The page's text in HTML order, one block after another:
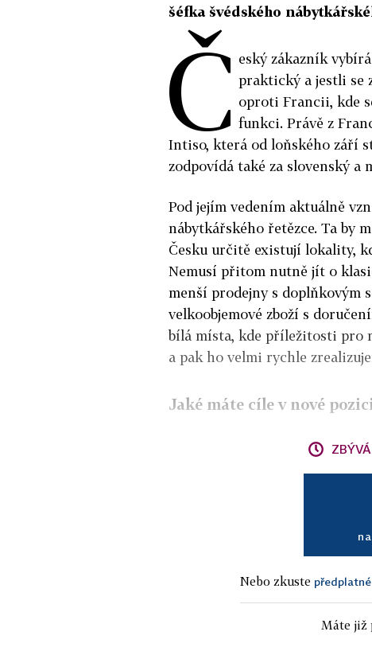
šéfka švédského
Č eský zákazník
praktický a jestli se
oproti Francii, kde
funkci. Právě z
Intiso, která od loňského září
zodpovídá také za slovenský a
Pod jejím vedením aktuálně
nábytkářského řetězce. Ta by
Česku určitě existují lokality,
Nemusí přitom nutně jít o
menší prodejny s doplňkovým
velkoobjemové zboží s
bílá místa, kde příležitosti pro
a pak ho velmi rychle
Jaké máte cíle v nové
Nebo zkuste
Máte již